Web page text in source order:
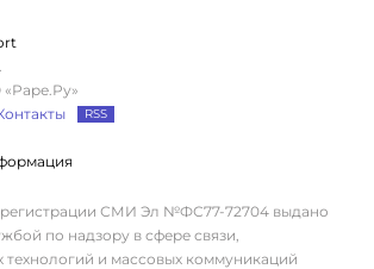
RSS
регистрации СМИ Эл №ФС77-72704 выдано
по надзору в сфере связи,
и массовых коммуникаций